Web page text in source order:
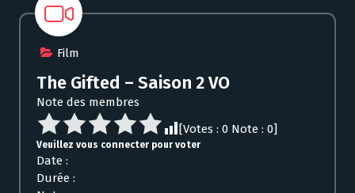
Film
The Gifted – Saison 2 VO
Note des membres
[Votes : 0 Note : 0]
Veuillez vous connecter pour voter
Date :
Durée :